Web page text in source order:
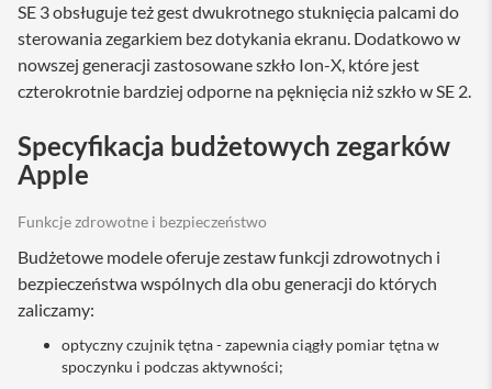
G
ł
a
d
k
i
a
b
e
i
d
a
SE 3 obsługuje też gest dwukrotnego stuknięcia palcami do
sterowania zegarkiem bez dotykania ekranu. Dodatkowo w
nowszej generacji zastosowane szkło Ion-X, które jest
czterokrotnie bardziej odporne na pęknięcia niż szkło w SE 2.
Specyfikacja budżetowych zegarków
Apple
Funkcje zdrowotne i bezpieczeństwo
Budżetowe modele oferuje zestaw funkcji zdrowotnych i
bezpieczeństwa wspólnych dla obu generacji do których
zaliczamy:
optyczny czujnik tętna - zapewnia ciągły pomiar tętna w
spoczynku i podczas aktywności;